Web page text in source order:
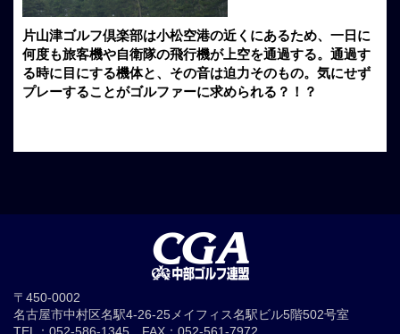
片山津ゴルフ倶楽部は小松空港の近くにあるため、一日に
何度も旅客機や自衛隊の飛行機が上空を通過する。通過す
る時に目にする機体と、その音は迫力そのもの。気にせず
プレーすることがゴルファーに求められる？！？
〒450-0002
名古屋市中村区名駅4-26-25メイフィス名駅ビル5階502号室